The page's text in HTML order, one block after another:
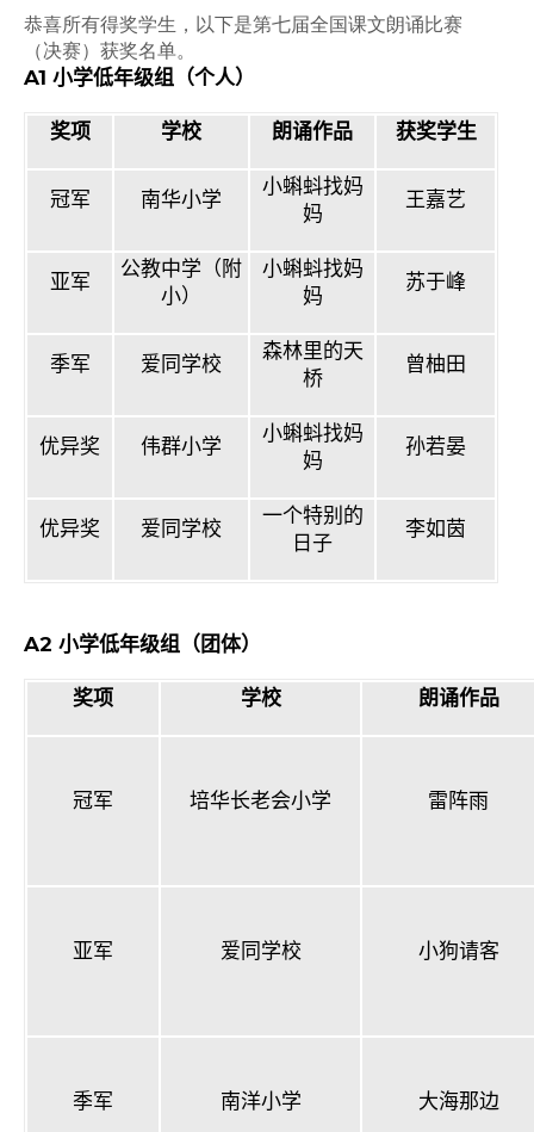
恭喜所有得奖学生，以下是第七届全国课文朗诵比赛
（决赛）获奖名单。
A1 小学低年级组（个人）
奖项 学校 朗诵作品 获奖学生
冠军 南华小学
小蝌蚪找妈
妈
王嘉艺
亚军
公教中学（附
小）
小蝌蚪找妈
妈
苏于峰
季军 爱同学校
森林里的天
桥
曾柚田
优异奖 伟群小学
小蝌蚪找妈
妈
孙若晏
优异奖 爱同学校
一个特别的
日子
李如茵
A2 小学低年级组（团体）
奖项 学校 朗诵作品
冠军 培华长老会小学 雷阵雨
亚军 爱同学校 小狗请客
季军 南洋小学 大海那边